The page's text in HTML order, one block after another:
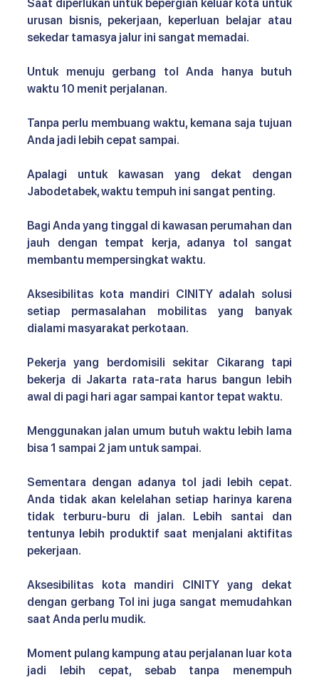
Saat diperlukan untuk bepergian keluar kota untuk
urusan bisnis, pekerjaan, keperluan belajar atau
sekedar tamasya jalur ini sangat memadai.
Untuk menuju gerbang tol Anda hanya butuh
waktu 10 menit perjalanan.
Tanpa perlu membuang waktu, kemana saja tujuan
Anda jadi lebih cepat sampai.
Apalagi untuk kawasan yang dekat dengan
Jabodetabek, waktu tempuh ini sangat penting.
Bagi Anda yang tinggal di kawasan perumahan dan
jauh dengan tempat kerja, adanya tol sangat
membantu mempersingkat waktu.
Aksesibilitas kota mandiri CINITY adalah solusi
setiap permasalahan mobilitas yang banyak
dialami masyarakat perkotaan.
Pekerja yang berdomisili sekitar Cikarang tapi
bekerja di Jakarta rata-rata harus bangun lebih
awal di pagi hari agar sampai kantor tepat waktu.
Menggunakan jalan umum butuh waktu lebih lama
bisa 1 sampai 2 jam untuk sampai.
Sementara dengan adanya tol jadi lebih cepat.
Anda tidak akan kelelahan setiap harinya karena
tidak terburu-buru di jalan. Lebih santai dan
tentunya lebih produktif saat menjalani aktifitas
pekerjaan.
Aksesibilitas kota mandiri CINITY yang dekat
dengan gerbang Tol ini juga sangat memudahkan
saat Anda perlu mudik.
Moment pulang kampung atau perjalanan luar kota
jadi lebih cepat, sebab tanpa menempuh